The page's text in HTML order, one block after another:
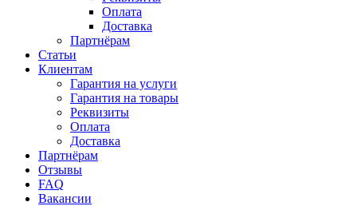
Оплата
Доставка
Партнёрам
Статьи
Клиентам
Гарантия на услуги
Гарантия на товары
Реквизиты
Оплата
Доставка
Партнёрам
Отзывы
FAQ
Вакансии